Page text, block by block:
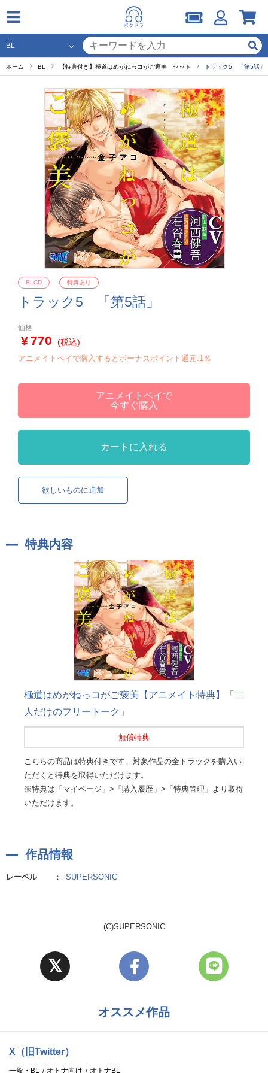
ホーム BL 【特典付き】極道はめがねっコがご褒美 セット トラック5 「第5話」
トラック5 「第5話」
BLCD 特典あり
価格
770 (税込)
アニメイトペイで購入するとボーナスポイント還元:1％
アニメイトペイで
今すぐ購入
カートに入れる
欲しいものに追加
特典内容
極道はめがねっコがご褒美【アニメイト特典】「二
人だけのフリートーク」
無償特典
こちらの商品は特典付きです。対象作品の全トラックを購入い
ただくと特典を取得いただけます。
※特典は「マイページ」>「購入履歴」>「特典管理」より取得
いただけます。
作品情報
レーベル ： SUPERSONIC
(C)SUPERSONIC
オススメ作品
X（旧Twitter）
一般・BL オトナ向け オトナBL